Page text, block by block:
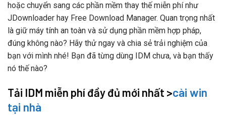
hoặc chuyển sang các phần mềm thay thế miễn phí như
JDownloader hay Free Download Manager. Quan trọng nhất
là giữ máy tính an toàn và sử dụng phần mềm hợp pháp,
đúng không nào? Hãy thử ngay và chia sẻ trải nghiệm của
bạn với mình nhé! Bạn đã từng dùng IDM chưa, và bạn thấy
nó thế nào?
Tải IDM miễn phí đầy đủ mới nhất >cài win
tại nhà